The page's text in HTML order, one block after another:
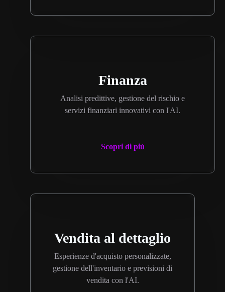
Finanza
Analisi predittive, gestione del rischio e
servizi finanziari innovativi con l'AI.
Scopri di più
Vendita al dettaglio
Esperienze d'acquisto personalizzate,
gestione dell'inventario e previsioni di
vendita con l'AI.